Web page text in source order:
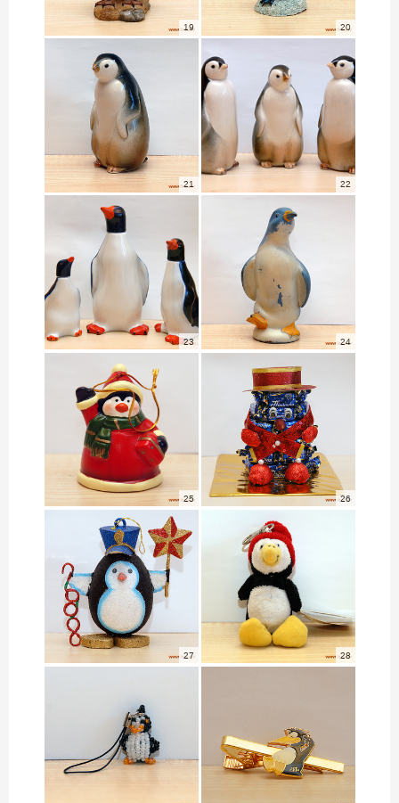
19 20
21 22
23 24
25 26
27 28